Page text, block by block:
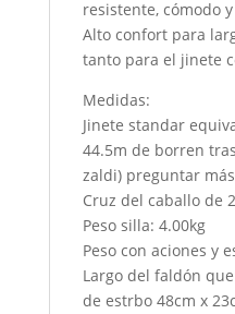
resistente, cómodo
Alto confort para
tanto para el jinete
Medidas:
Jinete standar
44.5m de borren
zaldi) preguntar
Cruz del caballo de
Peso silla: 4.00kg
Peso con aciones y
Largo del faldón
de estrbo 48cm x